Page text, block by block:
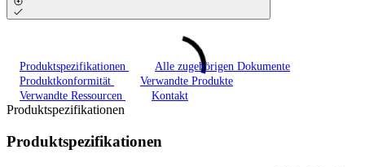
Produktspezifikationen
Alle zugehörigen Dokumente
Produktkonformität
Verwandte Produkte
Verwandte Ressourcen
Kontakt
Produktspezifikationen
Produktspezifikationen